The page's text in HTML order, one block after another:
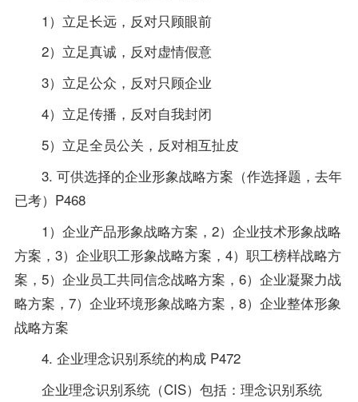
1）立足长远，反对只顾眼前
2）立足真诚，反对虚情假意
3）立足公众，反对只顾企业
4）立足传播，反对自我封闭
5）立足全员公关，反对相互扯皮
3. 可供选择的企业形象战略方案（作选择题，去年
已考）P468
1）企业产品形象战略方案，2）企业技术形象战略
方案，3）企业职工形象战略方案，4）职工榜样战略方
案，5）企业员工共同信念战略方案，6）企业凝聚力战
略方案，7）企业环境形象战略方案，8）企业整体形象
战略方案
4. 企业理念识别系统的构成 P472
企业理念识别系统（CIS）包括：理念识别系统